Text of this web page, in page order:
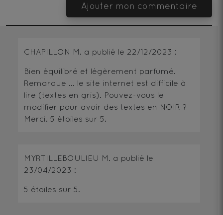
Ajouter mon commentaire
CHAPILLON M. a publié le 22/12/2023 :
Bien équilibré et légèrement parfumé.
Remarque ... le site internet est difficile à
lire (textes en gris). Pouvez-vous le
modifier pour avoir des textes en NOIR ?
Merci.5 étoiles sur 5.
MYRTILLEBOULIEU M. a publié le
23/04/2023 :
5 étoiles sur 5.